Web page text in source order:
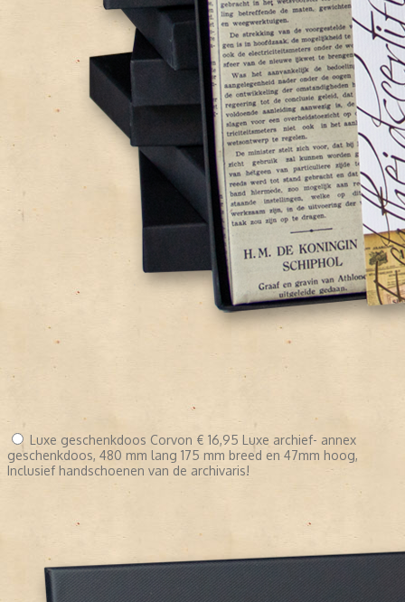
Luxe geschenkdoos Corvon € 16,95 Luxe archief- annex
geschenkdoos, 480 mm lang 175 mm breed en 47mm hoog,
Inclusief handschoenen van de archivaris!